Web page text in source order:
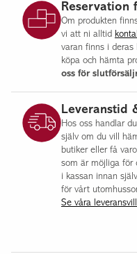
Reservation
Om produkten
vi att ni alltid
varan finns i
köpa och hämta
oss för
Leveranstid
Hos oss handlar
själv om du vill
butiker eller få
som är möjliga för
i kassan innan
för vårt
Se våra